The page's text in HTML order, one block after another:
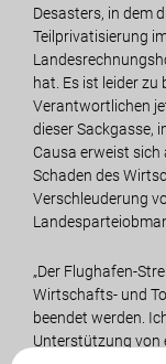
Desasters, in dem
Teilprivatisierung
hat. Es ist leider zu
Verantwortlichen
dieser Sackgasse,
Causa erweist sich
Schaden des
Verschleuderung
„Der Flughafen-
Wirtschafts- und
beendet werden.
Unterstützung von